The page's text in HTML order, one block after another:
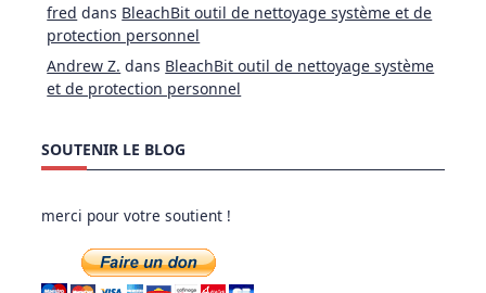
fred dans BleachBit outil de nettoyage système et de
protection personnel
Andrew Z. dans BleachBit outil de nettoyage système
et de protection personnel
SOUTENIR LE BLOG
merci pour votre soutient !